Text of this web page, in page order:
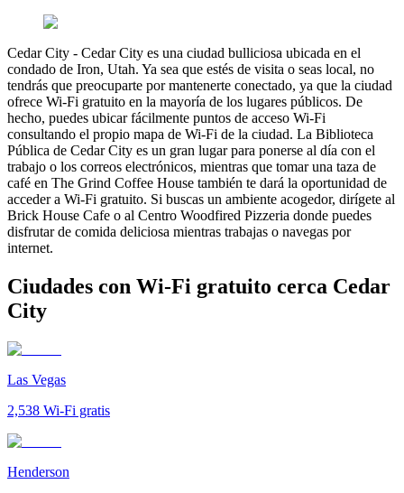
Cedar City - Cedar City es una ciudad bulliciosa ubicada en el
condado de Iron, Utah. Ya sea que estés de visita o seas local, no
tendrás que preocuparte por mantenerte conectado, ya que la ciudad
ofrece Wi-Fi gratuito en la mayoría de los lugares públicos. De
hecho, puedes ubicar fácilmente puntos de acceso Wi-Fi
consultando el propio mapa de Wi-Fi de la ciudad. La Biblioteca
Pública de Cedar City es un gran lugar para ponerse al día con el
trabajo o los correos electrónicos, mientras que tomar una taza de
café en The Grind Coffee House también te dará la oportunidad de
acceder a Wi-Fi gratuito. Si buscas un ambiente acogedor, dirígete al
Brick House Cafe o al Centro Woodfired Pizzeria donde puedes
disfrutar de comida deliciosa mientras trabajas o navegas por
internet.
Ciudades con Wi-Fi gratuito cerca Cedar
City
Las Vegas
2,538 Wi-Fi gratis
Henderson